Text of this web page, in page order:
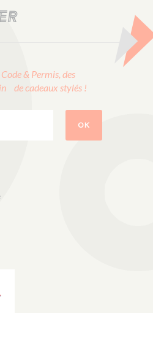
& Permis, des
de cadeaux stylés !
OK